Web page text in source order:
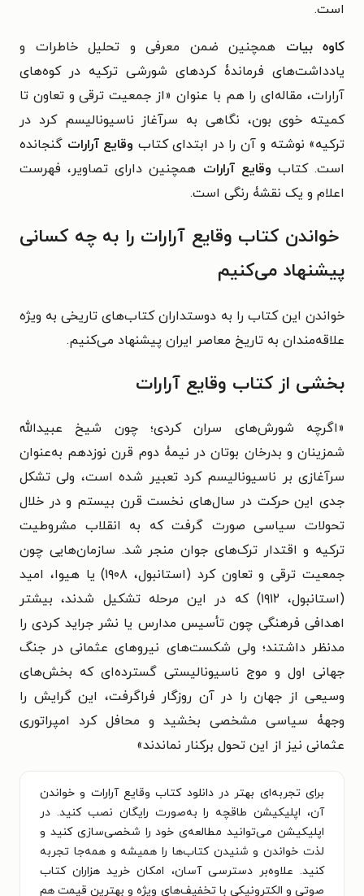
است.
کاوه بیات همچنین ضمن معرفی و تحلیل خاطرات و
یادداشت‌های فرماندۀ کردهای شورشی ترکیه در کوه‌های
آرارات، مقاله‌ای را هم با عنوان «از جمعیت ترقی و تعاون تا
کمیته خوی بون، نگاهی به سرآغاز ناسیونالیسم کرد در
ترکیه» نوشته و آن را در ابتدای کتاب وقایع آرارات گنجانده
است. کتاب وقایع آرارات همچنین دارای تصاویر، فهرست
اعلام و یک نقشۀ رنگی است.
خواندن کتاب وقایع آرارات را به چه کسانی
پیشنهاد می‌کنیم
خواندن این کتاب را به دوستداران کتاب‌های تاریخی به ویژه
علاقه‌مندان به تاریخ معاصر ایران پیشنهاد می‌کنیم.
بخشی از کتاب وقایع آرارات
«اگرچه شورش‌های سران کردی؛ چون شیخ عبیدالله
شمزینان و بدرخان بوتان در نیمۀ دوم قرن نوزدهم به‌عنوان
سرآغازی بر ناسیونالیسم کرد تعبیر شده است، ولی تشکل
جدی این حرکت در سال‌های نخست قرن بیستم و در خلال
تحولات سیاسی صورت گرفت که به انقلاب مشروطیت
ترکیه و اقتدار ترک‌های جوان منجر شد. سازمان‌هایی چون
جمعیت ترقی و تعاون کرد (استانبول، ۱۹۰۸) یا هیوا، امید
(استانبول، ۱۹۱۲) که در این مرحله تشکیل شدند، بیشتر
اهدافی فرهنگی چون تأسیس مدارس یا نشر جراید کردی را
مدنظر داشتند؛ ولی شکست‌های نیروهای عثمانی در جنگ
جهانی اول و موج ناسیونالیستی گسترده‌ای که بخش‌‌های
وسیعی از جهان را در آن روزگار فراگرفت، این گرایش را
وجهۀ سیاسی مشخصی بخشید و محافل کرد امپراتوری
عثمانی نیز از این تحول برکنار نماندند»
برای تجربه‌ای بهتر در دانلود کتاب وقایع آرارات و خواندن
آن، اپلیکیشن طاقچه را به‌صورت رایگان نصب کنید. در
اپلیکیشن می‌توانید مطالعه‌ی خود را شخصی‌سازی کنید و
لذت خواندن و شنیدن کتاب‌ها را همیشه و همه‌جا تجربه
کنید. علاوه‌بر دسترسی آسان، امکان خرید هزاران کتاب
صوتی و الکترونیکی با تخفیف‌های ویژه و بهترین قیمت هم